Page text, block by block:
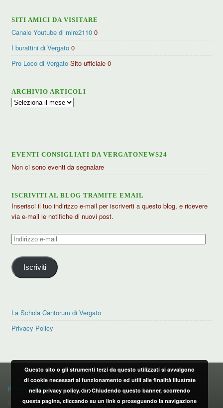
SITI AMICI DA VISITARE
Canale Youtube di mire2110 0
I burattini di Vergato 0
Pro Loco di Vergato Sito ufficiale 0
ARCHIVIO ARTICOLI
Archivio
EVENTI CONSIGLIATI DA VERGATONEWS24
Non ci sono eventi da segnalare
ISCRIVITI AL BLOG TRAMITE EMAIL
Inserisci il tuo indirizzo e-mail per iscriverti a questo blog, e ricevere
via e-mail le notifiche di nuovi post.
Indirizzo
mail
Iscriviti
La Schola Cantorum di Vergato
Privacy Policy
PRIVACY POLICY
privacy policy
CONTATTI:
Questo sito o gli strumenti terzi da questo utilizzati si avvalgono
di cookie necessari al funzionamento ed utili alle finalità illustrate
nella privacy policy.<br>Chiudendo questo banner, scorrendo
questa pagina, cliccando su un link o proseguendo la navigazione